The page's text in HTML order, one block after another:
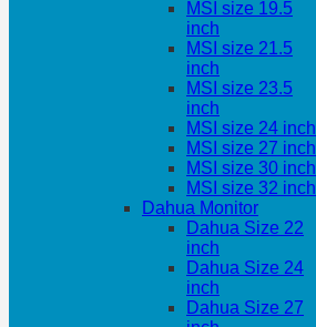
MSI size 19.5
inch
MSI size 21.5
inch
MSI size 23.5
inch
MSI size 24 inch
MSI size 27 inch
MSI size 30 inch
MSI size 32 inch
Dahua Monitor
Dahua Size 22
inch
Dahua Size 24
inch
Dahua Size 27